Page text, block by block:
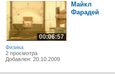
00:06:57
Физика
2 просмотра
Добавлен: 20.10.2009
Майкл
Фарадей